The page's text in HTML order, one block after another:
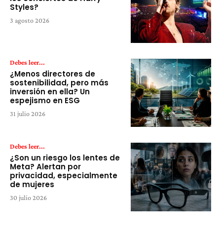
Styles?
3 agosto 2026
Debes leer...
¿Menos directores de
sostenibilidad, pero más
inversión en ella? Un
espejismo en ESG
31 julio 2026
Debes leer...
¿Son un riesgo los lentes de
Meta? Alertan por
privacidad, especialmente
de mujeres
30 julio 2026